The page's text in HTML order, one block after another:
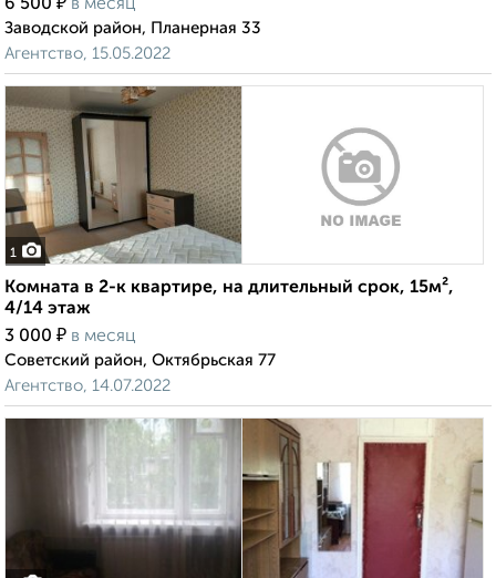
6 500
в месяц
Заводской район, Планерная 33
Агентство, 15.05.2022
1
Комната в 2-к квартире, на длительный срок, 15м²,
4/14 этаж
3 000 ₽ в месяц
Советский район, Октябрьская 77
Агентство, 14.07.2022